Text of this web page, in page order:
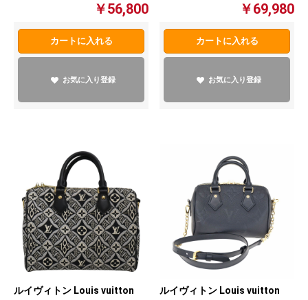
￥56,800
カートに入れる
お気に入り登録
￥69,980
カートに入れる
お気に入り登録
ルイヴィトン Louis vuitton
ルイヴィトン Louis vuitton